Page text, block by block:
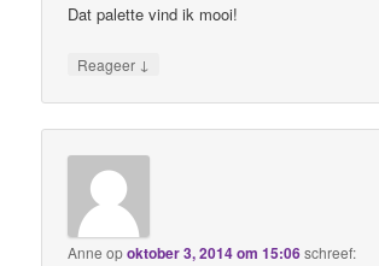
Dat palette vind ik mooi!
Reageer ↓
Anne opoktober 3, 2014 om 15:06schreef: